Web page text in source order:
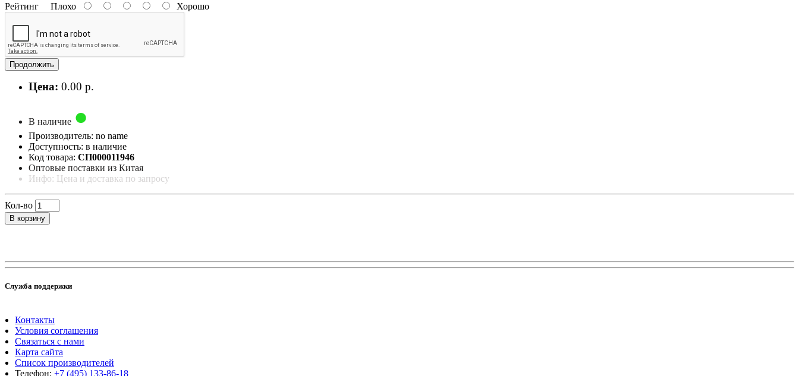
Рейтинг Плохо Хорошо
Продолжить
Цена: 0.00 р.
В наличие
Производитель: no name
Доступность: в наличие
Код товара: СП000011946
Оптовые поставки из Китая
Инфо: Цена и доставка по запросу
Кол-во
В корзину
Служба поддержки
Контакты
Условия соглашения
Связаться с нами
Карта сайта
Список производителей
Телефон: +7 (495) 133-86-18